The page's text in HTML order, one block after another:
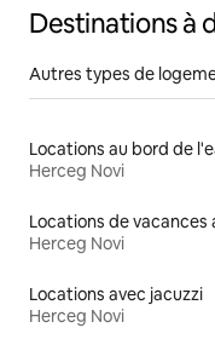
Destinations à
Autres types de
Locations au bord de
Herceg Novi
Herceg Novi
Locations avec jacuzzi
Herceg Novi